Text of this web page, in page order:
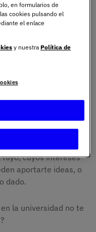
el éxito
universidad y
puede hacerte
El networking es
párate a pensar,
con otros
cuyos intereses
aportarte ideas, o
dado.
la universidad no te
en formularios de
cookies pulsando el
el enlace
y nuestra Política de